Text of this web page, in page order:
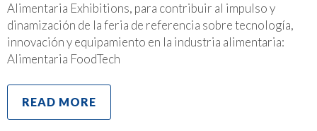
Alimentaria Exhibitions, para contribuir al impulso y
dinamización de la feria de referencia sobre tecnología,
innovación y equipamiento en la industria alimentaria:
Alimentaria FoodTech
READ MORE